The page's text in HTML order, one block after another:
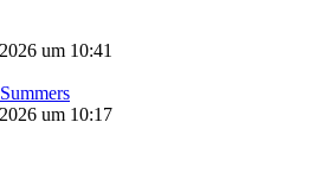
um 10:41
um 10:17